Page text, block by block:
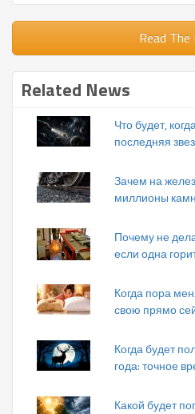
Read
Related News
Что будет,
последняя
Зачем на
миллионы
Почему не
если одна
Когда пора
свою прямо
Когда будет
года: точное
Какой будет